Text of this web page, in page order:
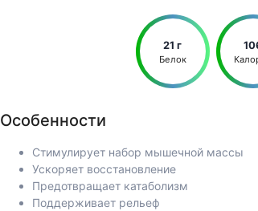
21 г
Белок
Особенности
Стимулирует набор мышечной массы
Ускоряет восстановление
Предотвращает катаболизм
Поддерживает рельеф